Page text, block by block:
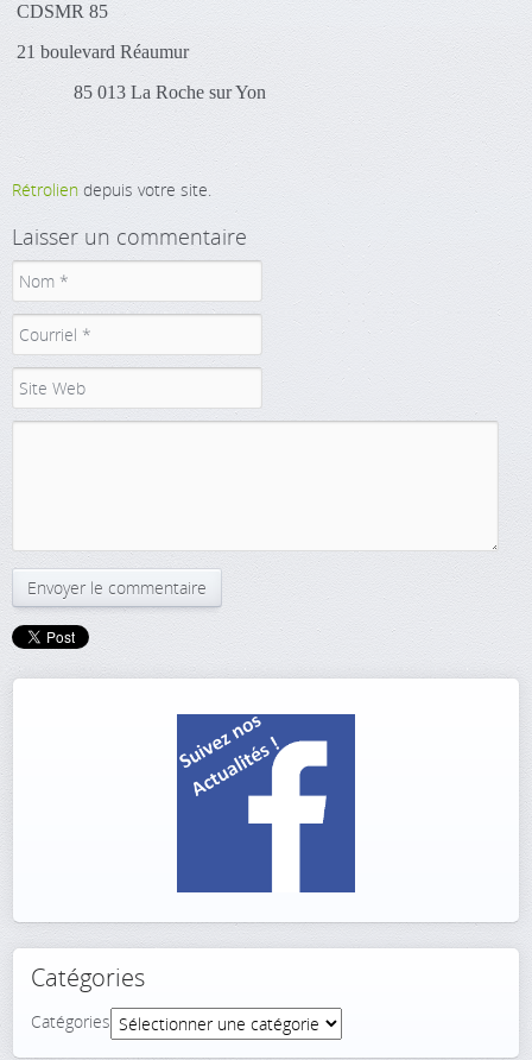
CDSMR 85
21 boulevard Réaumur
85 013 La Roche sur Yon
Rétrolien depuis votre site.
Laisser un commentaire
Catégories
Catégories